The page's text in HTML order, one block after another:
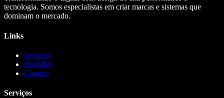
tecnologia. Somos especialistas em criar marcas e sistemas que
dominam o mercado.
Links
Serviços
Portfólio
Contato
Serviços